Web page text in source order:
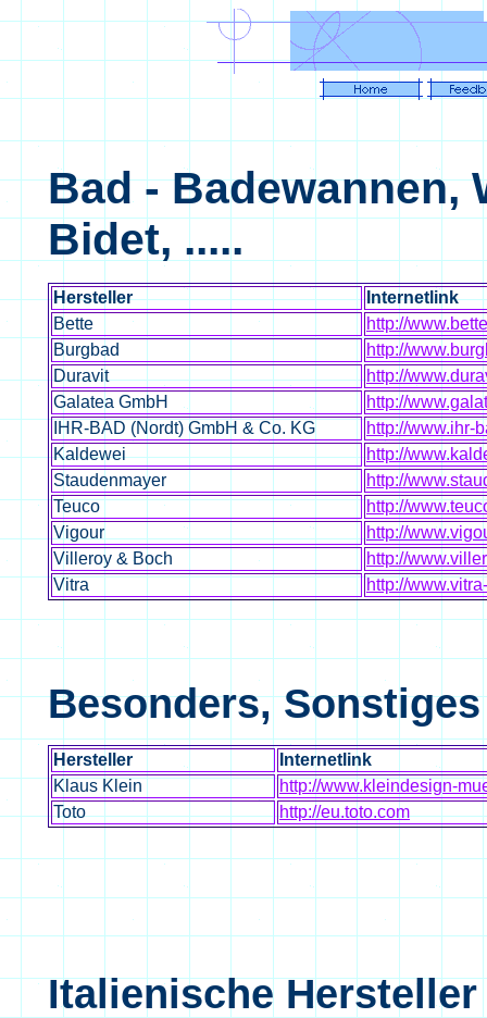
Bad - Badewannen,
Bidet, .....
Hersteller
Internetlink
Bette
http://
Burgbad
http://
Duravit
http://
Galatea GmbH
http://
IHR-BAD (Nordt) GmbH & Co. KG
http://www.ihr-
Kaldewei
http://
Staudenmayer
http://
Teuco
http://
Vigour
http://
Villeroy & Boch
http://
Vitra
http://
Besonders, Sonstiges
Hersteller
Internetlink
Klaus Klein
http://www.kleindesign-
Toto
http://eu.toto.com
Italienische Hersteller